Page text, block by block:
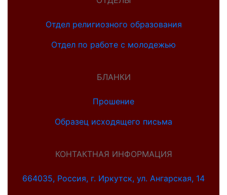
Отдел религиозного образования
Отдел по работе с молодежью
БЛАНКИ
Прошение
Образец исходящего письма
КОНТАКТНАЯ ИНФОРМАЦИЯ
664035, Россия, г. Иркутск, ул. Ангарская, 14